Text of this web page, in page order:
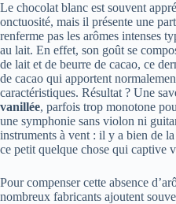
Le chocolat blanc est souvent
onctuosité, mais il présente une
renferme pas les arômes intenses
au lait. En effet, son goût se
de lait et de beurre de cacao, ce
de cacao qui apportent
caractéristiques. Résultat ? Une
vanillée, parfois trop monotone
une symphonie sans violon ni
instruments à vent : il y a bien de
ce petit quelque chose qui captive
Pour compenser cette absence
nombreux fabricants ajoutent